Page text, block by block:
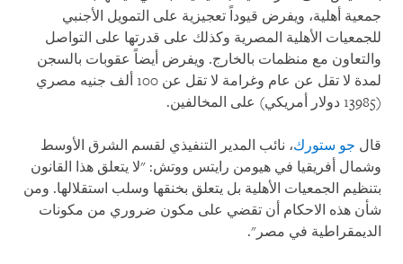
جمعية أهلية، ويفرض قيوداً تعجيزية على التمويل الأجنبي
للجمعيات الأهلية المصرية وكذلك على قدرتها على التواصل
والتعاون مع منظمات بالخارج. ويفرض أيضاً عقوبات بالسجن
لمدة لا تقل عن عام وغرامة لا تقل عن 100 ألف جنيه مصري
(13985 دولار أمريكي) على المخالفين.
قال جو ستورك، نائب المدير التنفيذي لقسم الشرق الأوسط
وشمال أفريقيا في هيومن رايتس ووتش: "لا يتعلق هذا القانون
بتنظيم الجمعيات الأهلية بل يتعلق بخنقها وسلب استقلالها. ومن
شأن هذه الاحكام أن تقضي على مكون ضروري من مكونات
الديمقراطية في مصر".